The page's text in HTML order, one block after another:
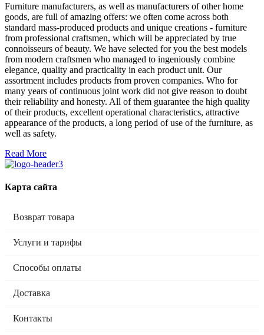
Furniture manufacturers, as well as manufacturers of other home
goods, are full of amazing offers: we often come across both
standard mass-produced products and unique creations - furniture
from professional craftsmen, which will be appreciated by true
connoisseurs of beauty. We have selected for you the best models
from modern craftsmen who managed to ingeniously combine
elegance, quality and practicality in each product unit. Our
assortment includes products from proven companies. Who for
many years of continuous joint work did not give reason to doubt
their reliability and honesty. All of them guarantee the high quality
of their products, excellent operational characteristics, attractive
appearance of the products, a long period of use of the furniture, as
well as safety.
Read More
Карта сайта
Возврат товара
Услуги и тарифы
Способы оплаты
Доставка
Контакты